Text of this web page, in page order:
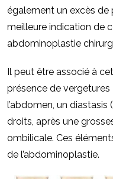
également un excès de
meilleure indication de
abdominoplastie
Il peut être associé à
présence de
l’abdomen, un
droits, après une
ombilicale. Ces
de l’abdominoplastie.